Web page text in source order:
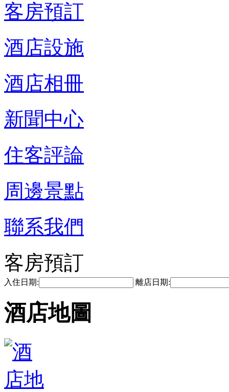
客房預訂
酒店設施
酒店相冊
新聞中心
住客評論
周邊景點
聯系我們
客房預訂
入住日期: 離店日期:
酒店地圖